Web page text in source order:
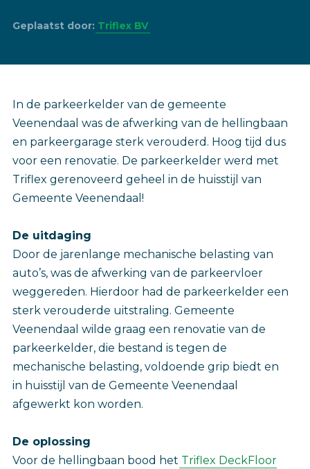
Geplaatst door: Triflex BV
In de parkeerkelder van de gemeente
Veenendaal was de afwerking van de hellingbaan
en parkeergarage sterk verouderd. Hoog tijd dus
voor een renovatie. De parkeerkelder werd met
Triflex gerenoveerd geheel in de huisstijl van
Gemeente Veenendaal!
De uitdaging
Door de jarenlange mechanische belasting van
auto’s, was de afwerking van de parkeervloer
weggereden. Hierdoor had de parkeerkelder een
sterk verouderde uitstraling. Gemeente
Veenendaal wilde graag een renovatie van de
parkeerkelder, die bestand is tegen de
mechanische belasting, voldoende grip biedt en
in huisstijl van de Gemeente Veenendaal
afgewerkt kon worden.
De oplossing
Voor de hellingbaan bood het Triflex DeckFloor